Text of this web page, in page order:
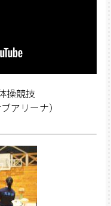
操競技
アリーナ）